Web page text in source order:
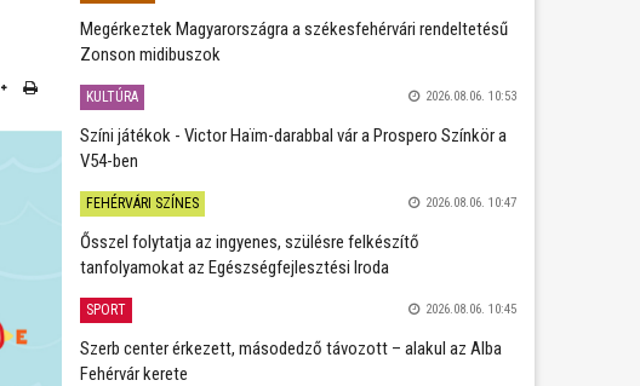
Megérkeztek Magyarországra a székesfehérvári rendeltetésű
Zonson midibuszok
KULTÚRA 2026.08.06. 10:53
Színi játékok - Victor Haïm-darabbal vár a Prospero Színkör a
V54-ben
FEHÉRVÁRI SZÍNES 2026.08.06. 10:47
Ősszel folytatja az ingyenes, szülésre felkészítő
tanfolyamokat az Egészségfejlesztési Iroda
SPORT 2026.08.06. 10:45
Szerb center érkezett, másodedző távozott – alakul az Alba
Fehérvár kerete